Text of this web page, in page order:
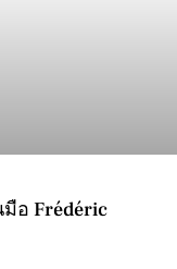
อ Frédéric